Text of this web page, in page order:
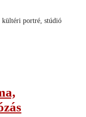
portré, stúdió